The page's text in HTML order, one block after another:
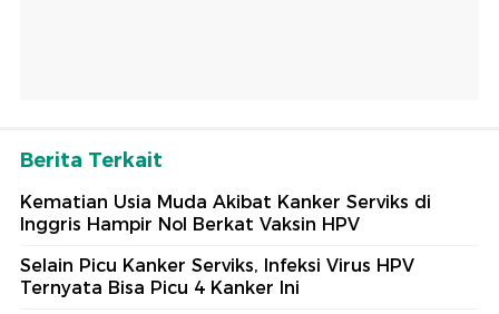
Berita Terkait
Kematian Usia Muda Akibat Kanker Serviks di
Inggris Hampir Nol Berkat Vaksin HPV
Selain Picu Kanker Serviks, Infeksi Virus HPV
Ternyata Bisa Picu 4 Kanker Ini